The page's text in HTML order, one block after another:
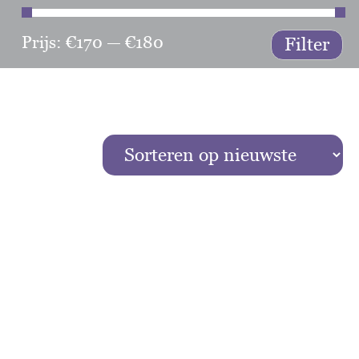
Filter
Prijs:€170 —€180